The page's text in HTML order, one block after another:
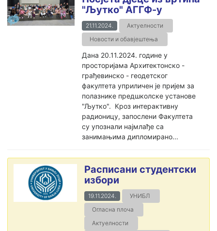
"Љутко" АГГФ-у
21.11.2024.
Актуелности
Новости и обавјештења
Дана 20.11.2024. године у
просторијама Архитектонско -
грађевинско - геодетског
факултета уприличен је пријем за
полазнике предшколске установе
"Љутко". Кроз интерактивну
радионицу, запослени Факултета
су упознали најмлађе са
занимањима дипломирано...
Расписани студентски
избори
19.11.2024.
УНИБЛ
Огласна плоча
Актуелности